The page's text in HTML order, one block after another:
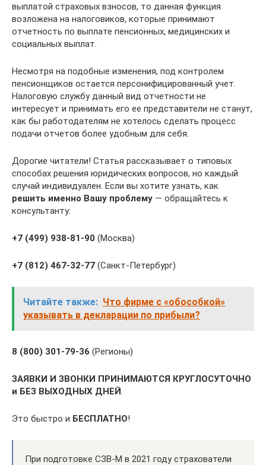
выплатой страховых взносов, то данная функция
возложена на налоговиков, которые принимают
отчетность по выплате пенсионных, медицинских и
социальных выплат.
Несмотря на подобные изменения, под контролем
пенсионщиков остается персонифицированный учет.
Налоговую службу данный вид отчетности не
интересует и принимать его ее представители не станут,
как бы работодателям не хотелось сделать процесс
подачи отчетов более удобным для себя.
Дорогие читатели! Статья рассказывает о типовых
способах решения юридических вопросов, но каждый
случай индивидуален. Если вы хотите узнать, как
решить именно Вашу проблему — обращайтесь к
консультанту:
+7 (499) 938-81-90 (Москва)
+7 (812) 467-32-77 (Санкт-Петербург)
Читайте также: Что фирме с «обособкой»
указывать в декларации по прибыли?
8 (800) 301-79-36 (Регионы)
ЗАЯВКИ И ЗВОНКИ ПРИНИМАЮТСЯ КРУГЛОСУТОЧНО
и БЕЗ ВЫХОДНЫХ ДНЕЙ.
Это быстро и БЕСПЛАТНО!
При подготовке СЗВ-М в 2021 году страхователи